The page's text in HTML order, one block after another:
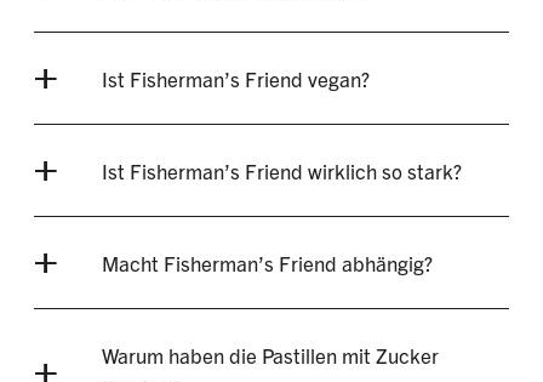
Ist Fisherman’s Friend vegan?
Ist Fisherman’s Friend wirklich so stark?
Macht Fisherman’s Friend abhängig?
Warum haben die Pastillen mit Zucker